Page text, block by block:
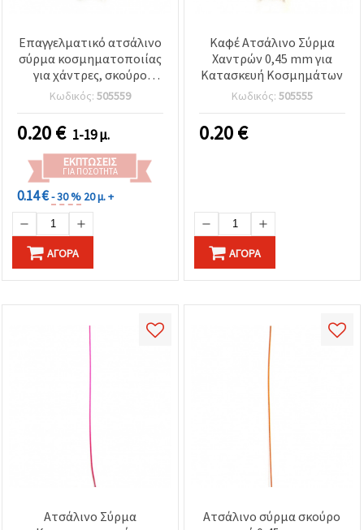
Επαγγελματικό ατσάλινο
σύρμα κοσμηματοποιίας
για χάντρες, σκούρο
μπλε, 0,45 mm, σε
καρούλι
Κωδικός: 505559
0.20€ 1-19 μ.
ΕΚΠΤΏΣΕΙΣ
ΓΙΑ ΠΟΣΌΤΗΤΑ
0.14 €- 30 % 20 μ. +
ΑΓΟΡΆ
Καφέ Ατσάλινο Σύρμα
Χαντρών 0,45 mm για
Κατασκευή Κοσμημάτων
Κωδικός: 505555
0.20€
ΑΓΟΡΆ
Ατσάλινο Σύρμα
Ατσάλινο σύρμα σκούρο